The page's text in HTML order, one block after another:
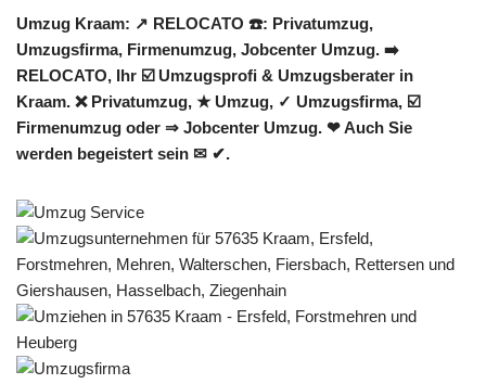
Umzug Kraam: ↗️ RELOCATO ☎️: Privatumzug,
Umzugsfirma, Firmenumzug, Jobcenter Umzug. ➡️
RELOCATO, Ihr ☑️ Umzugsprofi & Umzugsberater in
Kraam. ❌ Privatumzug, ★ Umzug, ✓ Umzugsfirma, ☑️
Firmenumzug oder ⇒ Jobcenter Umzug. ❤ Auch Sie
werden begeistert sein ✉ ✔.